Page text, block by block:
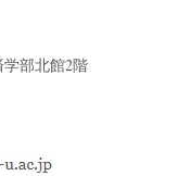
部北館2階